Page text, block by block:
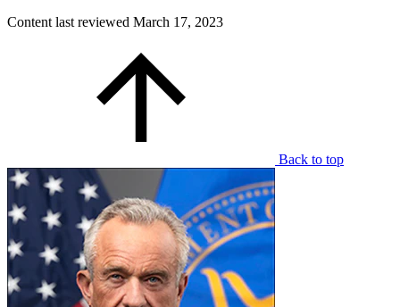
Content last reviewed March 17, 2023
Back to top